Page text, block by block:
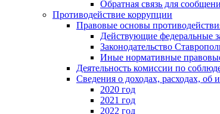
Обратная связь для
Противодействие коррупции
Правовые основы
Действующие федеральные
Законодательство
Иные нормативные
Деятельность комиссии по
Сведения о доходах, расходах, об
2020 год
2021 год
2022 год